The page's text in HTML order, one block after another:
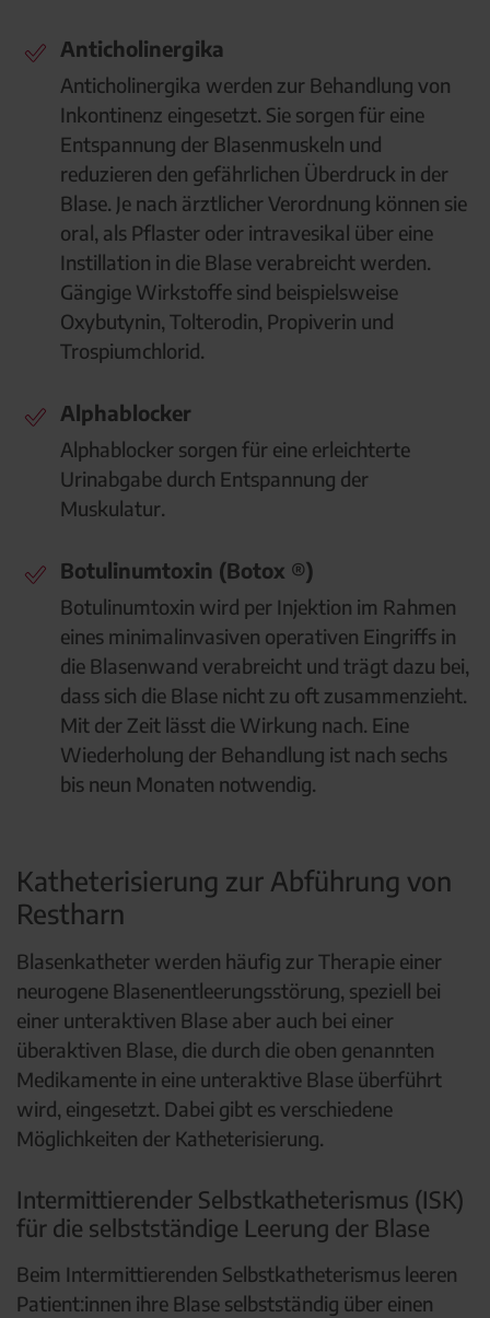
Anticholinergika
Anticholinergika werden zur Behandlung von
Inkontinenz eingesetzt. Sie sorgen für eine
Entspannung der Blasenmuskeln und
reduzieren den gefährlichen Überdruck in der
Blase. Je nach ärztlicher Verordnung können sie
oral, als Pflaster oder intravesikal über eine
Instillation in die Blase verabreicht werden.
Gängige Wirkstoffe sind beispielsweise
Oxybutynin, Tolterodin, Propiverin und
Trospiumchlorid.
Alphablocker
Alphablocker sorgen für eine erleichterte
Urinabgabe durch Entspannung der
Muskulatur.
Botulinumtoxin (Botox ®)
Botulinumtoxin wird per Injektion im Rahmen
eines minimalinvasiven operativen Eingriffs in
die Blasenwand verabreicht und trägt dazu bei,
dass sich die Blase nicht zu oft zusammenzieht.
Mit der Zeit lässt die Wirkung nach. Eine
Wiederholung der Behandlung ist nach sechs
bis neun Monaten notwendig.
Katheterisierung zur Abführung von
Restharn
Blasenkatheter werden häufig zur Therapie einer
neurogene Blasenentleerungsstörung, speziell bei
einer unteraktiven Blase aber auch bei einer
überaktiven Blase, die durch die oben genannten
Medikamente in eine unteraktive Blase überführt
wird, eingesetzt. Dabei gibt es verschiedene
Möglichkeiten der Katheterisierung.
Intermittierender Selbstkatheterismus (ISK)
für die selbstständige Leerung der Blase
Beim Intermittierenden Selbstkatheterismus leeren
Patient:innen ihre Blase selbstständig über einen